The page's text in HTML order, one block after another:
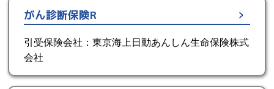
がん診断保険R
引受保険会社：東京海上日動あんしん生命保険株式
会社